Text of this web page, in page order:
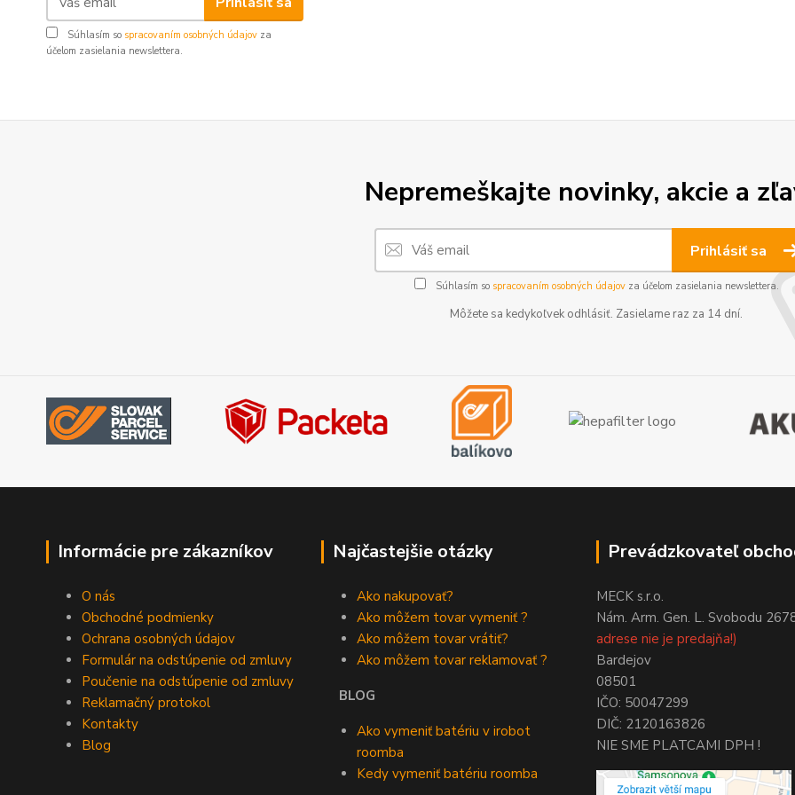
Súhlasím so spracovaním osobných údajov za
účelom zasielania newslettera.
Nepremeškajte novinky, akcie a
Prihlásiť sa
Súhlasím so spracovaním osobných údajovza účelom zasielania newslettera.
Môžete sa kedykoľvek odhlásiť. Zasielame raz za 14 dní.
Informácie pre zákazníkov
O nás
Obchodné podmienky
Ochrana osobných údajov
Formulár na odstúpenie od zmluvy
Poučenie na odstúpenie od zmluvy
Reklamačný protokol
Kontakty
Blog
Najčastejšie otázky
Ako nakupovať?
Ako môžem tovar vymeniť ?
Ako môžem tovar vrátiť?
Ako môžem tovar reklamovať ?
BLOG
Ako vymeniť batériu v irobot
roomba
Kedy vymeniť batériu roomba
Prevádzkovateľ
MECK s.r.o.
Nám. Arm. Gen. L. Svobodu
adrese nie je predajňa!)
Bardejov
08501
IČO: 50047299
DIČ: 2120163826
NIE SME PLATCAMI DPH !